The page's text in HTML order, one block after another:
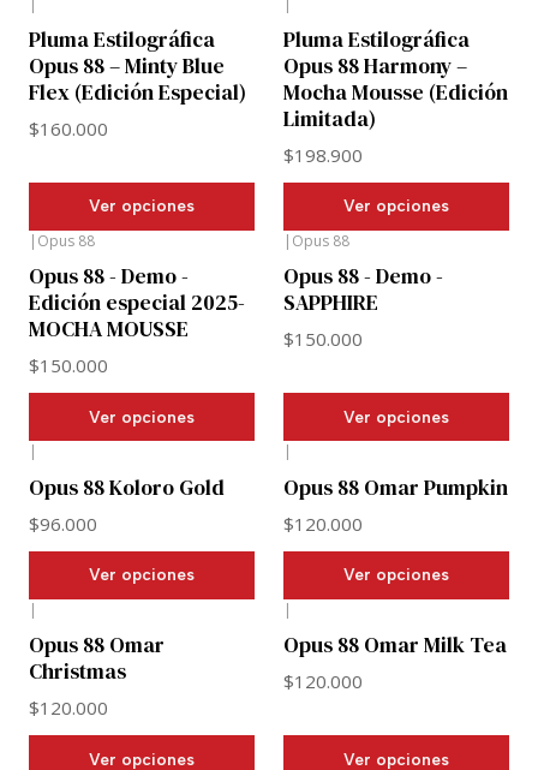
Pluma Estilográfica
Opus 88 – Minty Blue
Flex (Edición Especial)
$160.000
Ver opciones
Pluma Estilográfica
Opus 88 Harmony –
Mocha Mousse (Edición
Limitada)
$198.900
Ver opciones
| Opus 88
Opus 88 - Demo -
Edición especial 2025-
MOCHA MOUSSE
$150.000
Ver opciones
| Opus 88
Opus 88 - Demo -
SAPPHIRE
$150.000
Ver opciones
|
Opus 88 Koloro Gold
$96.000
Ver opciones
|
Opus 88 Omar Pumpkin
$120.000
Ver opciones
|
Opus 88 Omar
Christmas
$120.000
Ver opciones
|
Opus 88 Omar Milk Tea
$120.000
Ver opciones